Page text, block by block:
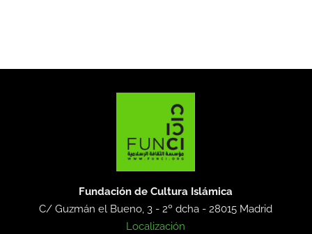
Fundación de Cultura Islámica
C/ Guzmán el Bueno, 3 - 2º dcha -28015 Madrid
Localización